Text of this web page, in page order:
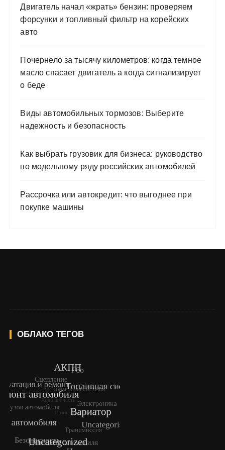
Двигатель начал «жрать» бензин: проверяем
форсунки и топливный фильтр на корейских
авто
Почернело за тысячу километров: когда темное
масло спасает двигатель а когда сигнализирует
о беде
Виды автомобильных тормозов: Выберите
надежность и безопасность
Как выбрать грузовик для бизнеса: руководство
по модельному ряду российских автомобилей
Рассрочка или автокредит: что выгоднее при
покупке машины
ОБЛАКО ТЕГОВ